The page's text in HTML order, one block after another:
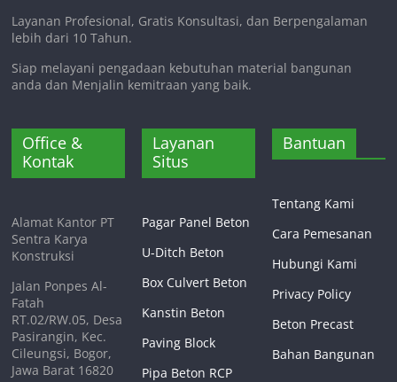
Layanan Profesional, Gratis Konsultasi, dan Berpengalaman
lebih dari 10 Tahun.
Siap melayani pengadaan kebutuhan material bangunan
anda dan Menjalin kemitraan yang baik.
Office &
Kontak
Alamat Kantor PT
Sentra Karya
Konstruksi
Jalan Ponpes Al-
Fatah
RT.02/RW.05, Desa
Pasirangin, Kec.
Cileungsi, Bogor,
Jawa Barat 16820
Layanan
Situs
Pagar Panel Beton
U-Ditch Beton
Box Culvert Beton
Kanstin Beton
Paving Block
Pipa Beton RCP
Bantuan
Tentang Kami
Cara Pemesanan
Hubungi Kami
Privacy Policy
Beton Precast
Bahan Bangunan